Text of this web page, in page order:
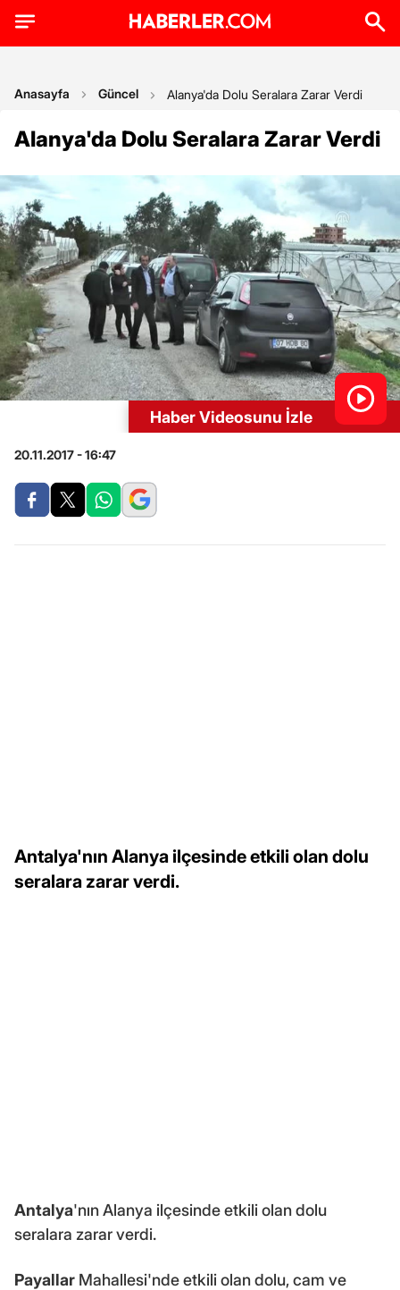
Anasayfa Güncel Alanya'da Dolu Seralara Zarar Verdi
Alanya'da Dolu Seralara Zarar Verdi
Haber Videosunu İzle
20.11.2017 - 16:47
Antalya'nın Alanya ilçesinde etkili olan dolu
seralara zarar verdi.
Antalya'nın Alanya ilçesinde etkili olan dolu
seralara zarar verdi.
Payallar Mahallesi'nde etkili olan dolu, cam ve